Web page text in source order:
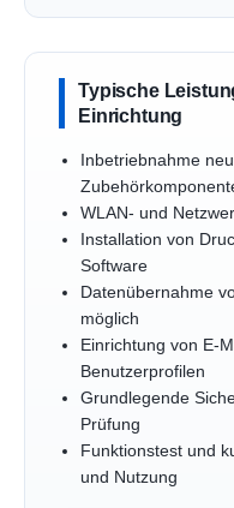
Typische
Einrichtung
Inbetriebnahme
WLAN- und
Installation von
Software
Datenübernahme
möglich
Einrichtung von E-
Benutzerprofilen
Grundlegende
Prüfung
Funktionstest und
und Nutzung